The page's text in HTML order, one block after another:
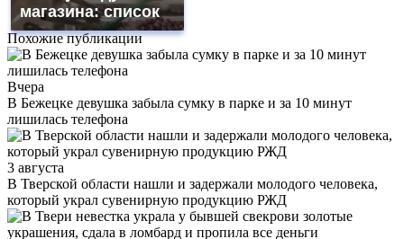
магазина: список
Похожие публикации
Вчера
В Бежецке девушка забыла сумку в парке и за 10 минут
лишилась телефона
3 августа
В Тверской области нашли и задержали молодого человека,
который украл сувенирную продукцию РЖД